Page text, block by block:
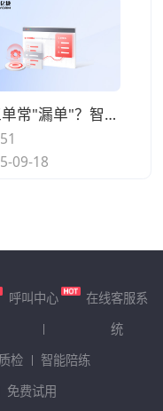
维修工单常"漏单"？智能提醒功能该怎么用才不踩坑？
09-18
呼叫中心
在线客服系
统
检
智能陪练
免费试用